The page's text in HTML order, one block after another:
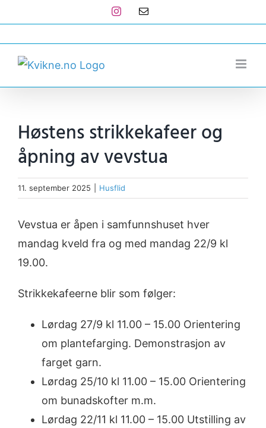
to
content
Instagram
E-
Høstens strikkekafeer og
åpning av vevstua
11. september 2025 Husflid
Vevstua er åpen i samfunnshuset hver
mandag kveld fra og med mandag 22/9 kl
19.00.
Strikkekafeerne blir som følger:
Lørdag 27/9 kl 11.00 – 15.00 Orientering
om plantefarging. Demonstrasjon av
farget garn.
Lørdag 25/10 kl 11.00 – 15.00 Orientering
om bunadskofter m.m.
Lørdag 22/11 kl 11.00 – 15.00 Utstilling av